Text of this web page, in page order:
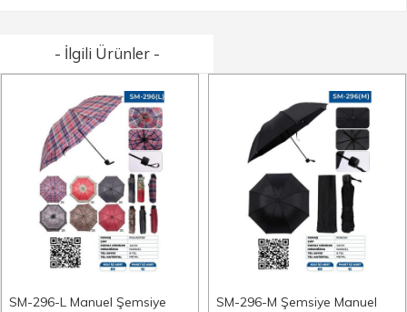
- İlgili Ürünler -
SM-296-L Manuel Şemsiye SM-296-M Şemsiye Manuel